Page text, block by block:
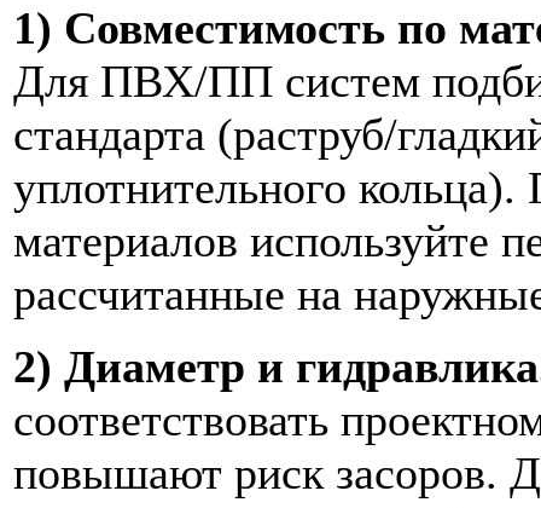
1) Совместимость по
Для ПВХ/ПП систем
стандарта (раструб/
уплотнительного
материалов используйте
рассчитанные на
2) Диаметр и
соответствовать
повышают риск засоров.